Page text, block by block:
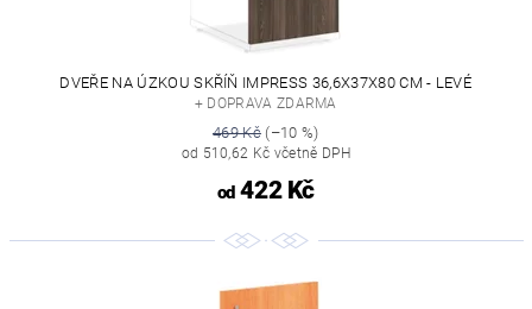
DVEŘE NA ÚZKOU SKŘÍŇ IMPRESS 36,6X37X80 CM - LEVÉ
+ DOPRAVA ZDARMA
469 Kč(–10 %)
od 510,62 Kč včetně DPH
od422 Kč